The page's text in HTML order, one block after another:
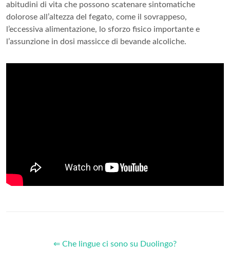
abitudini di vita che possono scatenare sintomatiche
dolorose all’altezza del fegato, come il sovrappeso,
l’eccessiva alimentazione, lo sforzo fisico importante e
l’assunzione in dosi massicce di bevande alcoliche.
⇐ Che lingue ci sono su Duolingo?